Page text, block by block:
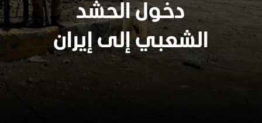
دخول الحشد
الشعبي إلى إيران